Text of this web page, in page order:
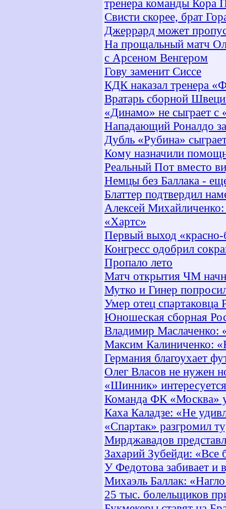
тренера команды Кора
Свисти скорее, брат
Джеррард может
На прощальный матч
с Арсеном Венгером
Гову заменит Сиссе
КДК наказал тренера
Вратарь сборной
«Динамо» не сыграет
Нападающий Роналдо
Дубль «Рубина»
Кому назначили
Реальный Пот вместо
Немцы без Баллака -
Блаттер подтвердил
Алексей
«Хартс»
Первый выход
Конгресс одобрил
Пропало лето
Матч открытия ЧМ
Мутко и Гинер
Умер отец спартаковца
Юношеская сборная
Владимир Маслаченко:
Максим Калиниченко:
Германия благоухает
Олег Власов не нужен
«Шинник»
Команда ФК «Москва»
Каха Каладзе: «Не
«Спартак» разгромил
Мирджавадов
Захарий Зубейди: «Все
У Федотова забивает и
Михаэль Баллак:
25 тыс. болельщиков